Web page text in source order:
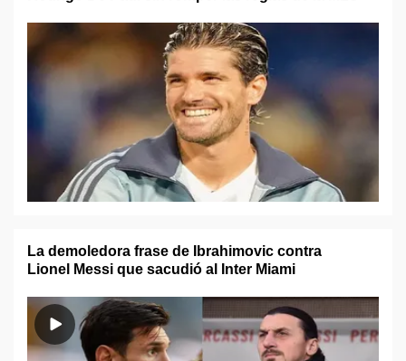
La demoledora frase de Ibrahimovic contra
Lionel Messi que sacudió al Inter Miami